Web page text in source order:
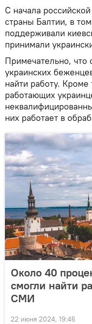
С начала
страны Балтии, в
поддерживали
принимали
Примечательно, что
украинских
найти работу.
работающих
них работает в
Около 40
смогли найти
СМИ
22 июня 2024, 19:46